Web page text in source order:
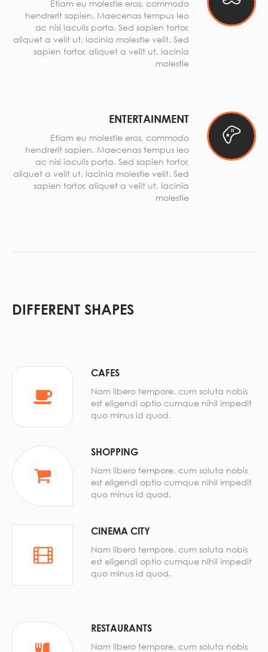
Etiam eu molestie eros, commodo
hendrerit sapien. Maecenas tempus leo
ac nisi iaculis porta. Sed sapien tortor,
aliquet a velit ut, lacinia molestie velit. Sed
sapien tortor, aliquet a velit ut, lacinia
molestie
ENTERTAINMENT
Etiam eu molestie eros, commodo
hendrerit sapien. Maecenas tempus leo
ac nisi iaculis porta. Sed sapien tortor,
aliquet a velit ut, lacinia molestie velit. Sed
sapien tortor, aliquet a velit ut, lacinia
molestie
DIFFERENT SHAPES
CAFES
Nam libero tempore, cum soluta nobis
est eligendi optio cumque nihil impedit
quo minus id quod.
SHOPPING
Nam libero tempore, cum soluta nobis
est eligendi optio cumque nihil impedit
quo minus id quod.
CINEMA CITY
Nam libero tempore, cum soluta nobis
est eligendi optio cumque nihil impedit
quo minus id quod.
RESTAURANTS
Nam libero tempore, cum soluta nobis